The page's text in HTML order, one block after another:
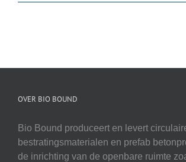
OVER BIO BOUND
Bio Bound produceert en levert
bestratingsmaterialen en prefab
de inrichting van de openbare ruimte